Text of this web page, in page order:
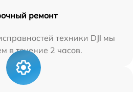
ремонт
техники DJI мы
в течение 2 часов.